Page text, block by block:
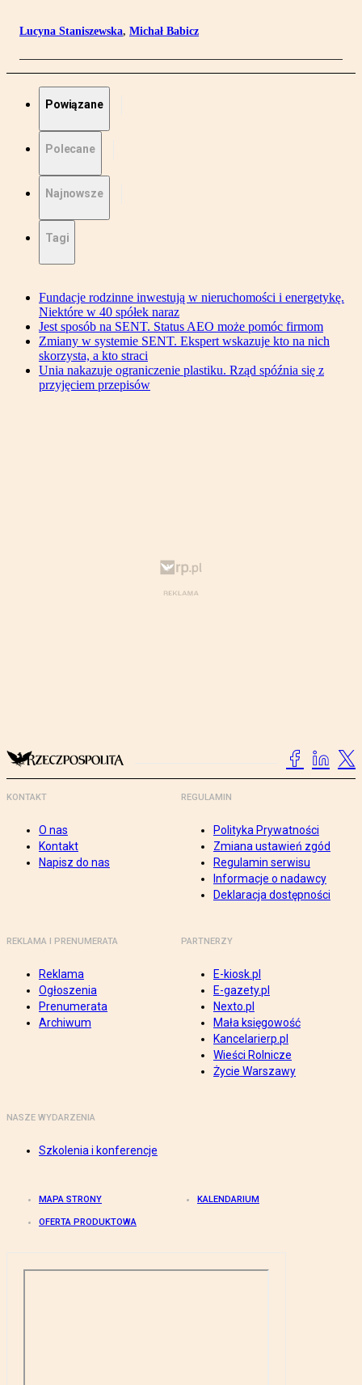
Lucyna Staniszewska, Michał Babicz
Powiązane
Polecane
Najnowsze
Tagi
Fundacje rodzinne inwestują w nieruchomości i energetykę.
Niektóre w 40 spółek naraz
Jest sposób na SENT. Status AEO może pomóc firmom
Zmiany w systemie SENT. Ekspert wskazuje kto na nich
skorzysta, a kto straci
Unia nakazuje ograniczenie plastiku. Rząd spóźnia się z
przyjęciem przepisów
KONTAKT
O nas
Kontakt
Napisz do nas
REGULAMIN
Polityka Prywatności
Zmiana ustawień zgód
Regulamin serwisu
Informacje o nadawcy
Deklaracja dostępności
REKLAMA I PRENUMERATA
Reklama
Ogłoszenia
Prenumerata
Archiwum
PARTNERZY
E-kiosk.pl
E-gazety.pl
Nexto.pl
Mała księgowość
Kancelarierp.pl
Wieści Rolnicze
Życie Warszawy
NASZE WYDARZENIA
Szkolenia i konferencje
MAPA STRONY KALENDARIUM
OFERTA PRODUKTOWA